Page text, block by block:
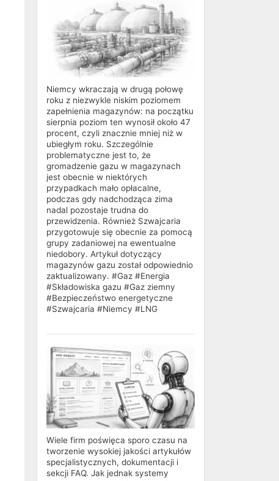
Niemcy wkraczają w drugą połowę
roku z niezwykle niskim poziomem
zapełnienia magazynów: na początku
sierpnia poziom ten wynosił około 47
procent, czyli znacznie mniej niż w
ubiegłym roku. Szczególnie
problematyczne jest to, że
gromadzenie gazu w magazynach
jest obecnie w niektórych
przypadkach mało opłacalne,
podczas gdy nadchodząca zima
nadal pozostaje trudna do
przewidzenia. Również Szwajcaria
przygotowuje się obecnie za pomocą
grupy zadaniowej na ewentualne
niedobory. Artykuł dotyczący
magazynów gazu został odpowiednio
zaktualizowany. #Gaz #Energia
#Składowiska gazu #Gaz ziemny
#Bezpieczeństwo energetyczne
#Szwajcaria #Niemcy #LNG
Wiele firm poświęca sporo czasu na
tworzenie wysokiej jakości artykułów
specjalistycznych, dokumentacji i
sekcji FAQ. Jak jednak systemy